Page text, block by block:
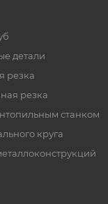
детали
резка
резка
станком
круга